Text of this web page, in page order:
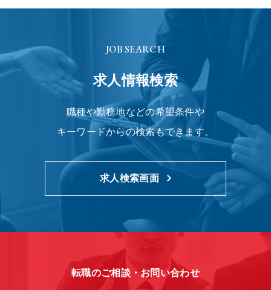
JOB SEARCH
求人情報検索
職種や勤務地などの希望条件や
キーワードからの検索もできます。
求人検索画面
転職のご相談・お問い合わせ